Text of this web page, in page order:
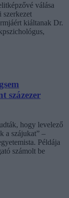
válása
szerkezet
kiáltanak Dr.
százezer
hogy levelező
a szájukat” –
Példája
számolt be